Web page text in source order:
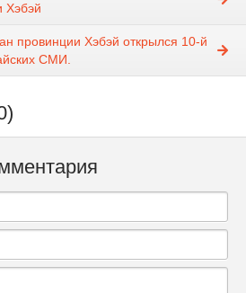
Хэбэй
провинции Хэбэй открылся 10-й
СМИ.